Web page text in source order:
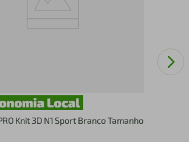
Knit 3D N1 Sport Branco Tamanho